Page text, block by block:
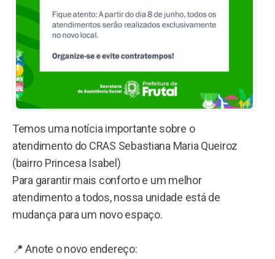
Temos uma notícia importante sobre o
atendimento do CRAS Sebastiana Maria Queiroz
(bairro Princesa Isabel)
Para garantir mais conforto e um melhor
atendimento a todos, nossa unidade está de
mudança para um novo espaço.
📍 Anote o novo endereço: